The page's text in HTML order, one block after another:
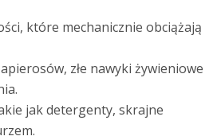
które mechanicznie obciążają
złe nawyki żywieniowe
jak detergenty, skrajne